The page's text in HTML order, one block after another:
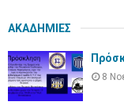
ΑΚΑΔΗΜΙΕΣ
8